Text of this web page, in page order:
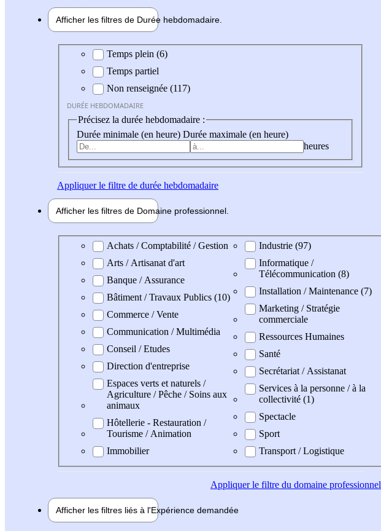
Afficher les filtres de Durée hebdomadaire
Durée hebdomadaire
Temps plein (6)
Temps partiel
Non renseignée (117)
DURÉE HEBDOMADAIRE
Précisez la durée hebdomadaire :
Durée minimale (en heure) Durée maximale (en heure)
heures
Appliquerle filtre de durée hebdomadaire
Afficher les filtres de Domaine professionnel
Domaine professionel
Achats / Comptabilité / Gestion
Arts / Artisanat d'art
Banque / Assurance
Bâtiment / Travaux Publics (10)
Commerce / Vente
Communication / Multimédia
Conseil / Etudes
Direction d'entreprise
Espaces verts et naturels /
Agriculture / Pêche / Soins aux
animaux
Hôtellerie - Restauration /
Tourisme / Animation
Immobilier
Industrie (97)
Informatique /
Télécommunication (8)
Installation / Maintenance (7)
Marketing / Stratégie
commerciale
Ressources Humaines
Santé
Secrétariat / Assistanat
Services à la personne / à la
collectivité (1)
Spectacle
Sport
Transport / Logistique
Appliquerle filtre du domaine professionnel
Afficher les filtres liés à l'Expérience demandée